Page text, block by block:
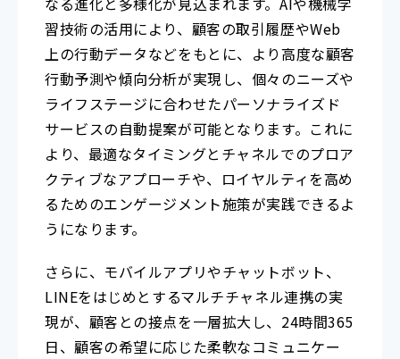
習技術の活用により、顧客の取引履歴やWeb
上の行動データなどをもとに、より高度な顧客
行動予測や傾向分析が実現し、個々のニーズや
ライフステージに合わせたパーソナライズド
サービスの自動提案が可能となります。これに
より、最適なタイミングとチャネルでのプロア
クティブなアプローチや、ロイヤルティを高め
るためのエンゲージメント施策が実践できるよ
うになります。
さらに、モバイルアプリやチャットボット、
LINEをはじめとするマルチチャネル連携の実
現が、顧客との接点を一層拡大し、24時間365
日、顧客の希望に応じた柔軟なコミュニケー